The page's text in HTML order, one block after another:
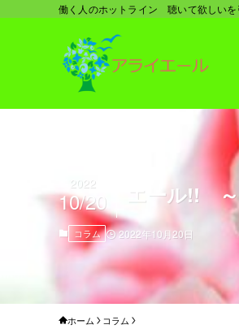
働く人のホットライン 聴いて欲しいを
エール!!
2022
10/20
コラム 2022年10月20日
ホーム コラム